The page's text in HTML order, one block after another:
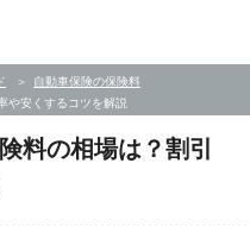
自動車保険の保険料
や安くするコツを解説
料の相場は？割引